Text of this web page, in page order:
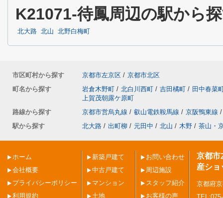
K21071-待鳳周辺の駅から
北大路 北山 北野白梅町
市区町村から探す 京都市左京区 / 京都市北区
町名から探す
岩倉木野町 / 北白川西町 / 吉田橘町 / 田中春菜
上賀茂朝露ケ原町
路線から探す
京都市営烏丸線 / 叡山電鉄鞍馬線 / 京阪鴨東線 /
駅から探す
北大路 / 出町柳 / 元田中 / 北山 / 木野 / 茶山・
ホーム
会社概要
プライバシーポリシー
利用規約
新築戸建て
中古戸建て
マンション
土地
お問い合わせ
周辺施設
スタッフ紹介
お客様の声
京都市
産ショ
京都府